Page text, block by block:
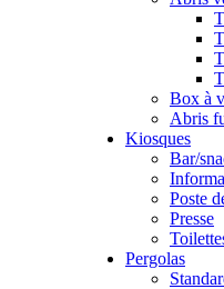
Box à
Abris
Kiosques
Bar/
Poste
Presse
Pergolas